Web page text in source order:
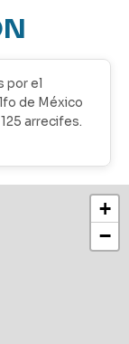
por el
de México
arrecifes.
+
−